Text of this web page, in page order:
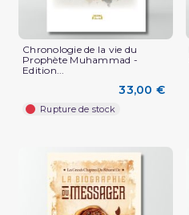
Chronologie de la vie du
Prophète Muhammad -
Edition...
33,00 €
Rupture de stock